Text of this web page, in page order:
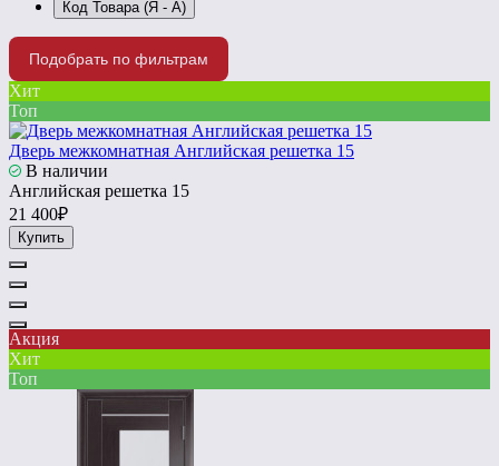
Код Товара (Я - А)
Подобрать по фильтрам
Хит
Топ
Дверь межкомнатная Английская решетка 15
В наличии
Английская решетка 15
21 400₽
Купить
Акция
Хит
Топ